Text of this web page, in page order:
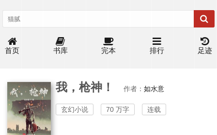
首页 书库 完本 排行 足迹
我，枪神！ 作者： 如水意
玄幻小说 70 万字 连载